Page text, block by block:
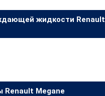
жидкости Renault
Renault Megane